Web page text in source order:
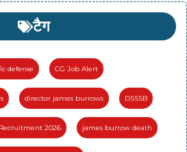
टैग
defense CG Job Alert
director james burrows DSSSB
2026 james burrow death